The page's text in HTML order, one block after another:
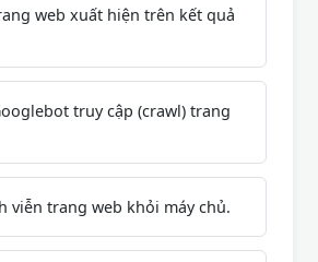
web xuất hiện trên kết quả
truy cập (crawl) trang
viễn trang web khỏi máy chủ.